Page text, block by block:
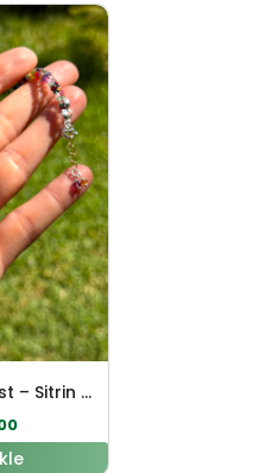
Turmalin – Ametist – Sitrin Mix Doğal Taş Gümüş Kolye -Balık Sembollü Özel Tasarım
₺6.000,00.
Şu andaki fiyat: ₺5.900,00.